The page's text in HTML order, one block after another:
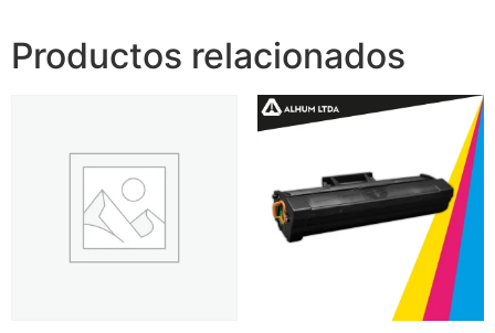
Productos relacionados